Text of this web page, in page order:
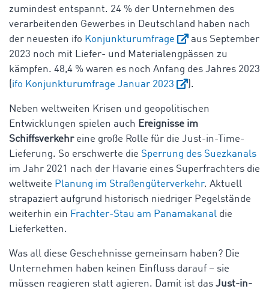
zumindest entspannt. 24 % der Unternehmen des
verarbeitenden Gewerbes in Deutschland haben nach
der neuesten ifo Konjunkturumfrage
aus September
2023 noch mit Liefer- und Materialengpässen zu
kämpfen. 48,4 % waren es noch Anfang des Jahres 2023
ifo Konjunkturumfrage Januar 2023 ).
Neben weltweiten Krisen und geopolitischen
Entwicklungen spielen auch Ereignisse im
Schiffsverkehreine große Rolle für die Just-in-Time-
Lieferung. So erschwerte die Sperrung des Suezkanals
im Jahr 2021 nach der Havarie eines Superfrachters die
weltweite Planung im Straßengüterverkehr. Aktuell
strapaziert aufgrund historisch niedriger Pegelstände
weiterhin ein Frachter-Stau am Panamakanal die
Lieferketten.
Was all diese Geschehnisse gemeinsam haben? Die
Unternehmen haben keinen Einfluss darauf – sie
müssen reagieren statt agieren. Damit ist das Just-in-